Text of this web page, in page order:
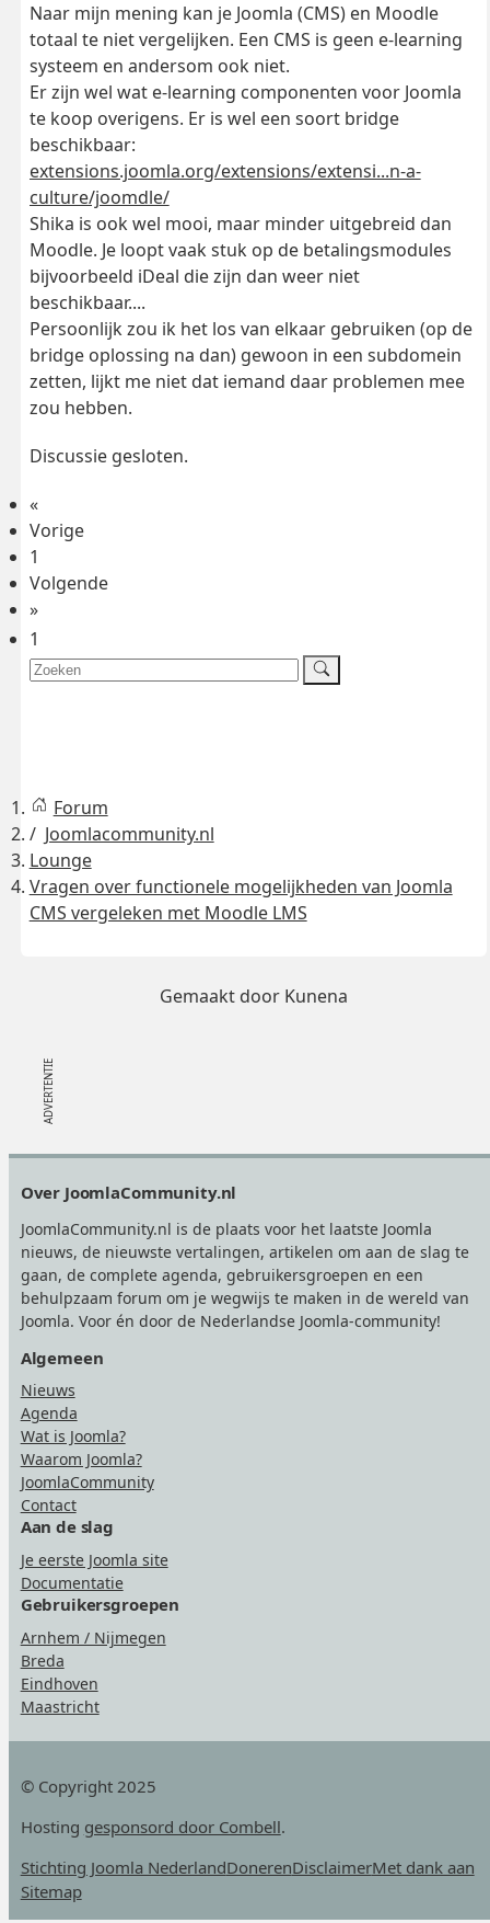
Naar mijn mening kan je Joomla (CMS) en Moodle
totaal te niet vergelijken. Een CMS is geen e-learning
systeem en andersom ook niet.
Er zijn wel wat e-learning componenten voor Joomla
te koop overigens. Er is wel een soort bridge
beschikbaar:
extensions.joomla.org/extensions/extensi...n-a-
culture/joomdle/
Shika is ook wel mooi, maar minder uitgebreid dan
Moodle. Je loopt vaak stuk op de betalingsmodules
bijvoorbeeld iDeal die zijn dan weer niet
beschikbaar....
Persoonlijk zou ik het los van elkaar gebruiken (op de
bridge oplossing na dan) gewoon in een subdomein
zetten, lijkt me niet dat iemand daar problemen mee
zou hebben.
Discussie gesloten.
«
Vorige
1
Volgende
»
1
Forum
Joomlacommunity.nl
Lounge
Vragen over functionele mogelijkheden van Joomla
CMS vergeleken met Moodle LMS
Gemaakt door Kunena
Over JoomlaCommunity.nl
JoomlaCommunity.nl is de plaats voor het laatste Joomla
nieuws, de nieuwste vertalingen, artikelen om aan de slag te
gaan, de complete agenda, gebruikersgroepen en een
behulpzaam forum om je wegwijs te maken in de wereld van
Joomla. Voor én door de Nederlandse Joomla-community!
Algemeen
Nieuws
Agenda
Wat is Joomla?
Waarom Joomla?
JoomlaCommunity
Contact
Aan de slag
Je eerste Joomla site
Documentatie
Gebruikersgroepen
Arnhem / Nijmegen
Breda
Eindhoven
Maastricht
© Copyright 2025
Hosting gesponsord door Combell.
Stichting Joomla NederlandDonerenDisclaimerMet dank aan
Sitemap